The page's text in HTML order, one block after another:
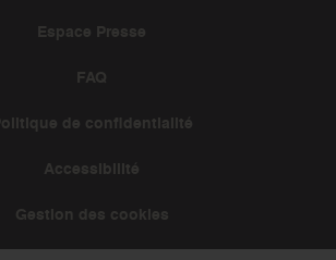
Espace Presse
FAQ
de confidentialité
Accessibilité
Gestion des cookies